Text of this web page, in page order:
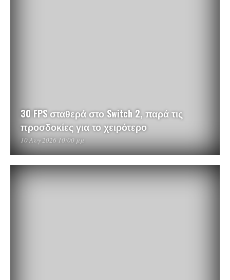
30 FPS σταθερά στο Switch 2, παρά τις
προσδοκίες για το χειρότερο
10 Αυγ 2026 10:00 μμ